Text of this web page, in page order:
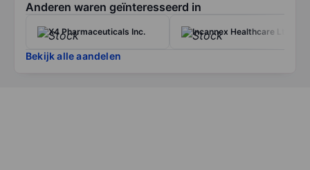
Anderen waren geïnteresseerd in
X4 Pharmaceuticals Inc. Incannex Healthcare Ltd.
Bekijk alle aandelen